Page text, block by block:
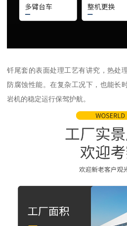
钎尾套的表面处理工艺有讲究，热处
防腐蚀性能。在复杂工况下，也能长
岩机的稳定运行保驾护航。